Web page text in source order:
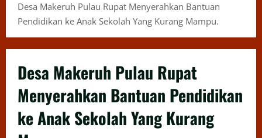
Desa Makeruh Pulau Rupat Menyerahkan Bantuan
Pendidikan ke Anak Sekolah Yang Kurang Mampu.
Desa Makeruh Pulau Rupat
Menyerahkan Bantuan Pendidikan
ke Anak Sekolah Yang Kurang